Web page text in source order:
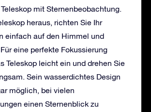
mit Sternenbeobachtung.
heraus, richten Sie Ihr
einfach auf den Himmel und
eine perfekte Fokussierung
Teleskop leicht ein und drehen Sie
Sein wasserdichtes Design
möglich, bei vielen
einen Sternenblick zu